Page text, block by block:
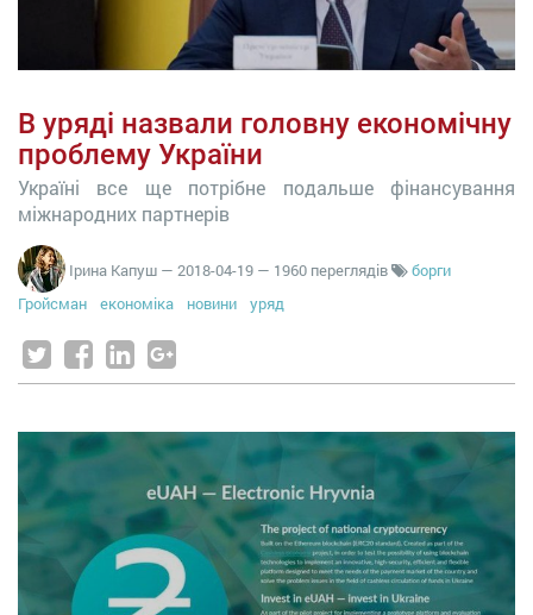
В уряді назвали головну економічну
проблему України
Україні все ще потрібне подальше фінансування
міжнародних партнерів
Ірина Капуш — 2018-04-19 — 1960 переглядів
борги
Гройсман
економіка новини уряд